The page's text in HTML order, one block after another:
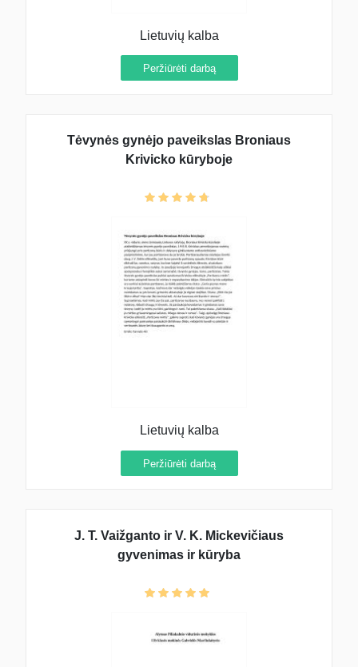
Lietuvių kalba
Peržiūrėti darbą
Tėvynės gynėjo paveikslas Broniaus
Krivicko kūryboje
Lietuvių kalba
Peržiūrėti darbą
J. T. Vaižganto ir V. K. Mickevičiaus
gyvenimas ir kūryba